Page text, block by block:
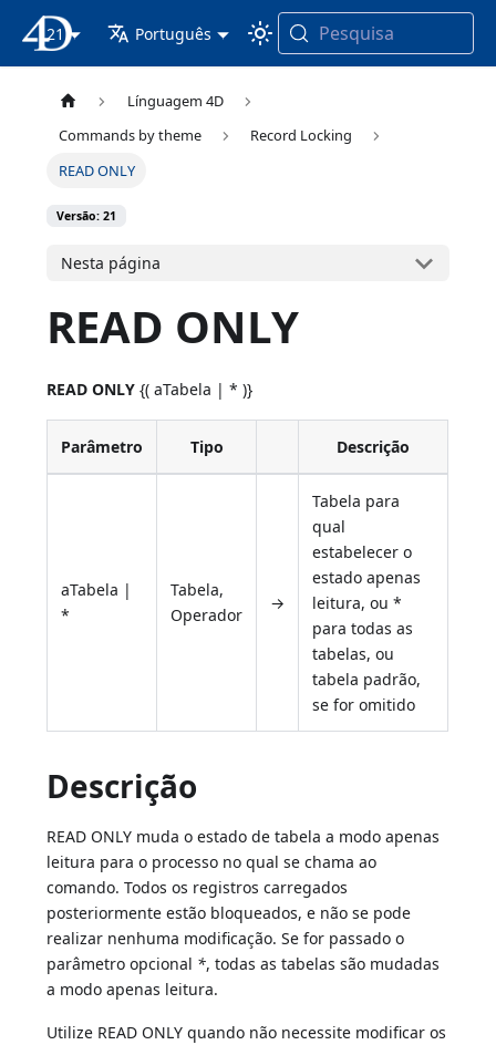
Documentação 4D
21 Português Pesquisa
Línguagem 4D
Commands by theme
Record Locking
READ ONLY
Versão: 21
Nesta página
READ ONLY
READ ONLY {( aTabela | * )}
Parâmetro Tipo Descrição
aTabela |
*
Tabela,
Operador
→
Tabela para
qual
estabelecer o
estado apenas
leitura, ou *
para todas as
tabelas, ou
tabela padrão,
se for omitido
Descrição
READ ONLY muda o estado de tabela a modo apenas
leitura para o processo no qual se chama ao
comando. Todos os registros carregados
posteriormente estão bloqueados, e não se pode
realizar nenhuma modificação. Se for passado o
parâmetro opcional *, todas as tabelas são mudadas
a modo apenas leitura.
Utilize READ ONLY quando não necessite modificar os